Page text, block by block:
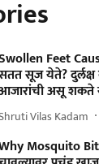
Feet
सूज येते?
असू शकते
Vilas Kadam
Mosquito